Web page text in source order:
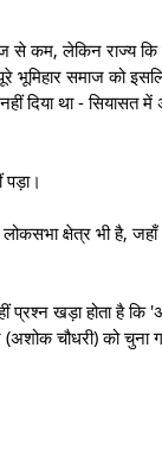
से कम, लेकिन राज्य
भूमिहार समाज को
दिया था - सियासत में
क्षेत्र भी है,
प्रश्न खड़ा होता है कि
चौधरी) को चुना